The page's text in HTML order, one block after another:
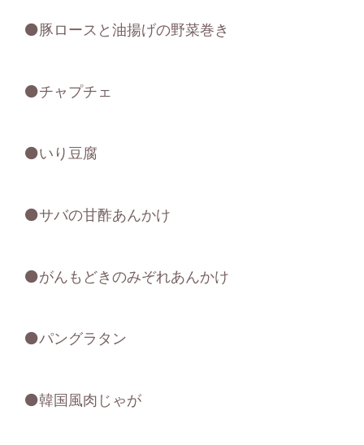
⚫豚ロースと油揚げの野菜巻き
⚫チャプチェ
⚫いり豆腐
⚫サバの甘酢あんかけ
⚫がんもどきのみぞれあんかけ
⚫パングラタン
⚫韓国風肉じゃが